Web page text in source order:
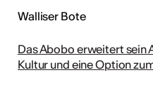
Walliser Bote
Das Abobo erweitert sein
Kultur und eine Option